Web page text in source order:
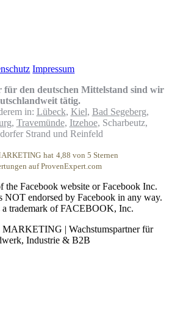
Impressum
für den deutschen Mittelstand sind wir
tätig.
in: Lübeck, Kiel, Bad Segeberg,
, Travemünde, Itzehoe, Scharbeutz,
Strand und Reinfeld
hat 4,88 von 5 Sternen
auf ProvenExpert.com
the Facebook website or Facebook Inc.
NOT endorsed by Facebook in any way.
trademark of FACEBOOK, Inc.
| Wachstumspartner für
Industrie & B2B